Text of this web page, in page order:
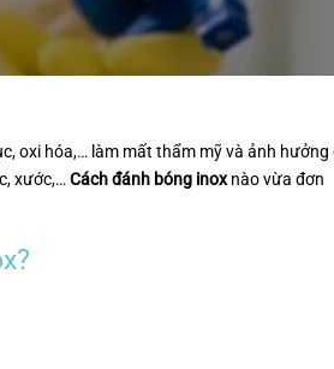
oxi hóa,… làm mất thẩm mỹ và ảnh hưởng
xước,…Cách đánh bóng inoxnào vừa đơn